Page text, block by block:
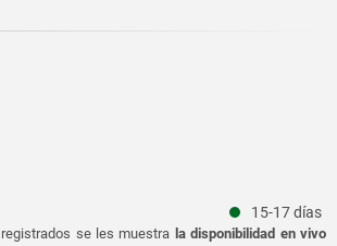
15-17 días
se les muestra la disponibilidad en vivo